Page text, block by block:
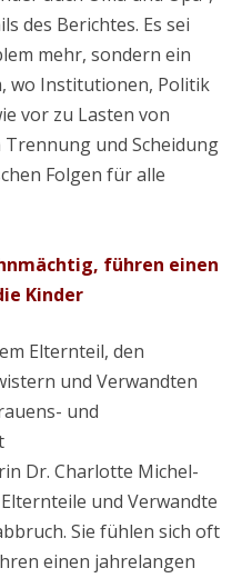
des Berichtes. Es sei
mehr, sondern ein
wo Institutionen, Politik
vor zu Lasten von
Trennung und Scheidung
Folgen für alle
führen einen
Kinder
Elternteil, den
und Verwandten
und
Dr. Charlotte Michel-
und Verwandte
Sie fühlen sich oft
einen jahrelangen